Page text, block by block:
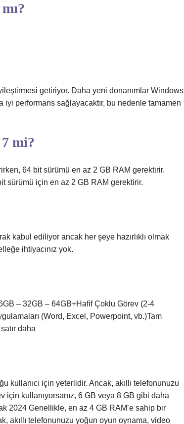
getiriyor. Daha yeni donanımlar Windows
performans sağlayacaktır, bu nedenle tamamen
mi?
64 bit sürümü en az 2 GB RAM gerektirir.
sürümü için en az 2 GB RAM gerektirir.
kabul ediliyor ancak her şeye hazırlıklı olmak
ihtiyacınız yok.
– 32GB – 64GB+Hafif Çoklu Görev (2-4
(Word, Excel, Powerpoint, vb.)Tam
daha
kullanıcı için yeterlidir. Ancak, akıllı telefonunuzu
kullanıyorsanız, 6 GB veya 8 GB gibi daha
2024 Genellikle, en az 4 GB RAM’e sahip bir
akıllı telefonunuzu yoğun oyun oynama, video